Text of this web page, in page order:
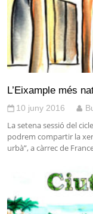
L’Eixample més
10 juny 2016
La setena sessió del
podrem compartir la
urbà”, a càrrec de